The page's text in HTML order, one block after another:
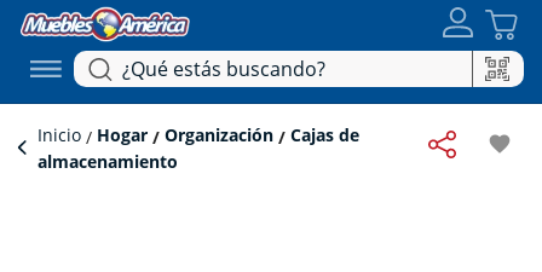
Inicio Hogar Organización Cajas de
almacenamiento
favorite